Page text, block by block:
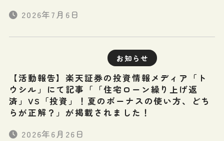
2026年7月6日
お知らせ
【活動報告】楽天証券の投資情報メディア「ト
ウシル」にて記事「「住宅ローン繰り上げ返
済」VS「投資」！夏のボーナスの使い方、どち
らが正解？」が掲載されました！
2026年6月26日